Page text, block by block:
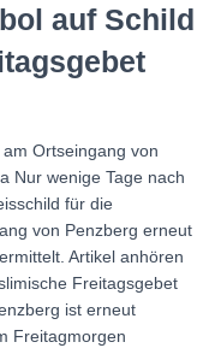
auf Schild
Ortseingang von
Nur wenige Tage nach
für die
von Penzberg erneut
Artikel anhören
Freitagsgebet
ist erneut
Freitagmorgen